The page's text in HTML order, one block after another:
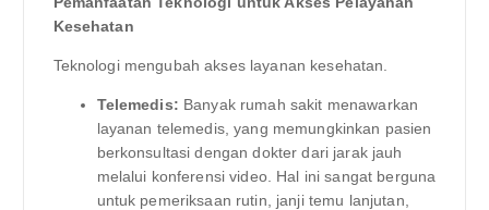
Kesehatan
Teknologi mengubah akses layanan kesehatan.
Telemedis: Banyak rumah sakit menawarkan
layanan telemedis, yang memungkinkan pasien
berkonsultasi dengan dokter dari jarak jauh
melalui konferensi video. Hal ini sangat berguna
untuk pemeriksaan rutin, janji temu lanjutan,